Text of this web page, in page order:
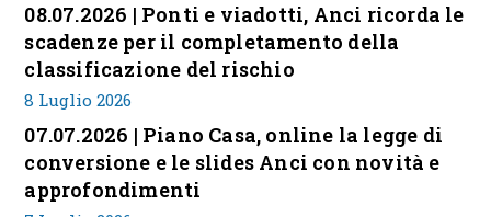
08.07.2026 | Ponti e viadotti, Anci ricorda le
scadenze per il completamento della
classificazione del rischio
8 Luglio 2026
07.07.2026 | Piano Casa, online la legge di
conversione e le slides Anci con novità e
approfondimenti